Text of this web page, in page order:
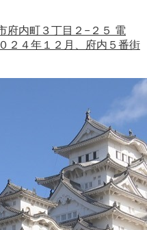
府内町３丁目２−２５ 電
２４年１２月、府内５番街